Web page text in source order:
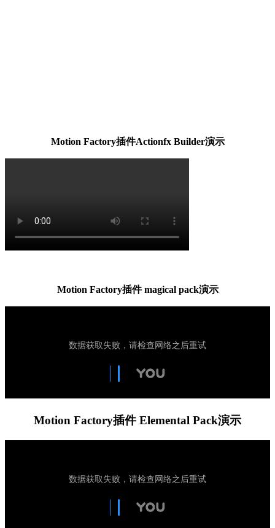
Motion Factory插件Actionfx Builder演示
Motion Factory插件 magical pack演示
Motion Factory插件 Elemental Pack演示